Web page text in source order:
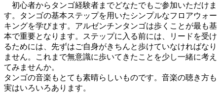
初心者からタンゴ経験者までどなたでもご参加いただけま
す。タンゴの基本ステップを用いたシンプルなフロアウォー
キングを学びます。アルゼンチンタンゴは歩くことが最も基
本で重要となります。ステップに入る前には、リードを受け
るためには、先ずはご自身がきちんと歩けていなければなり
ません。これまで無意識に歩いてきたことを少し一緒に考え
てみませんか。
タンゴの音楽もとても素晴らしいものです。音楽の聴き方も
実はいろいろあります。